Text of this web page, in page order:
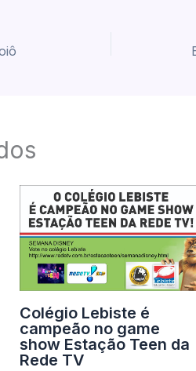
Colégio Lebiste é
campeão no game
show Estação Teen da
Rede TV